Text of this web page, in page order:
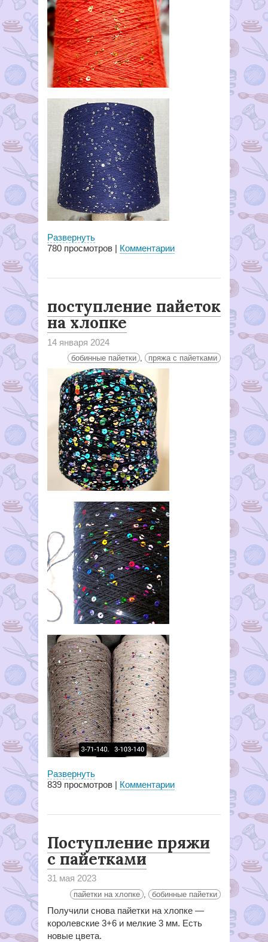
Развернуть
780 просмотров | Комментарии
поступление пайеток
на хлопке
14 января 2024
бобинные пайетки , пряжа с пайетками
Развернуть
839 просмотров | Комментарии
Поступление пряжи
с пайетками
31 мая 2023
пайетки на хлопке бобинные пайетки
Получили снова пайетки на хлопке —
королевские 3+6 и мелкие 3 мм. Есть
новые цвета.